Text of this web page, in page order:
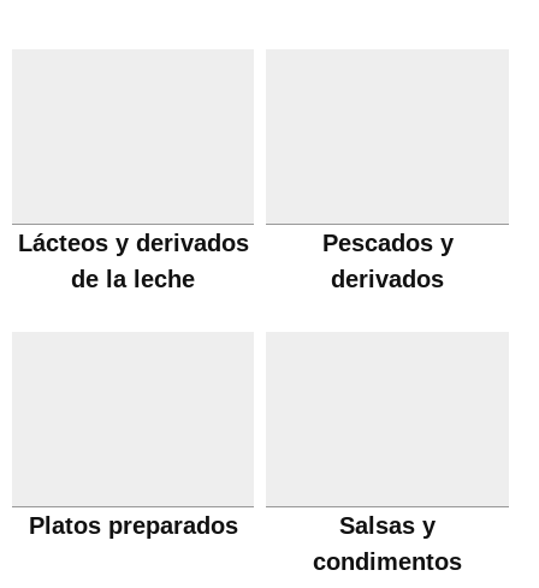
Lácteos y derivados
de la leche
Pescados y
derivados
Platos preparados
Salsas y
condimentos